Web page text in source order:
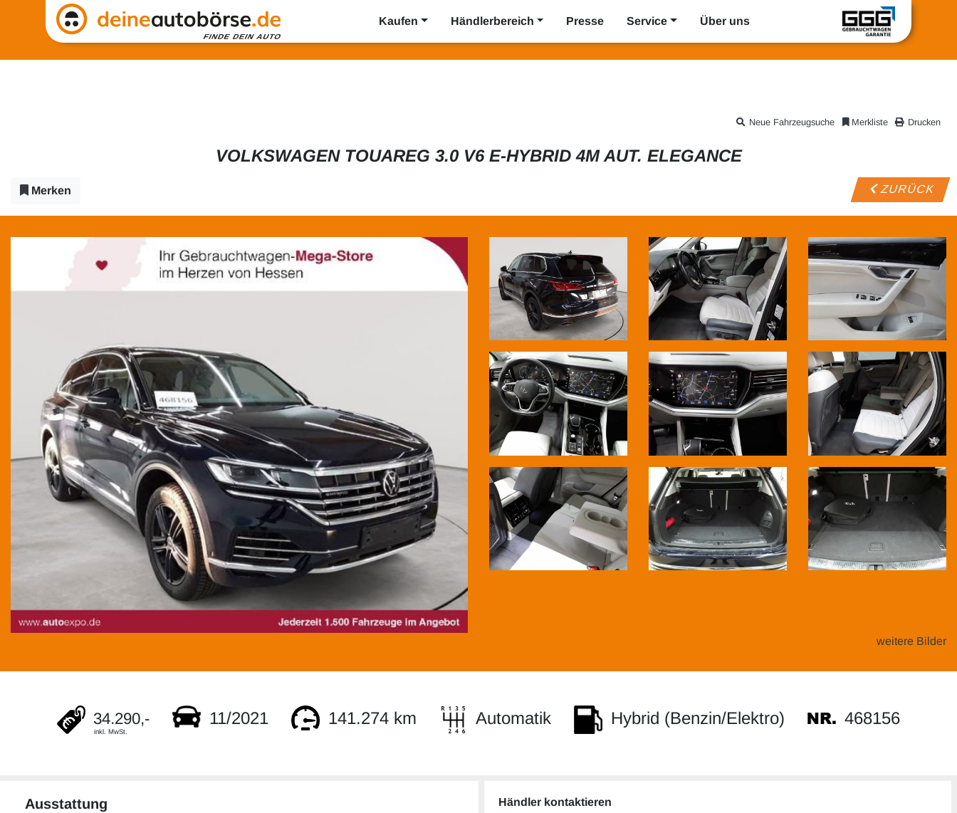
Kaufen Händlerbereich Presse Service Über uns
Drucken
Merkliste
Neue Fahrzeugsuche
VOLKSWAGEN TOUAREG 3.0 V6 E-HYBRID 4M AUT. ELEGANCE
Merken ZURÜCK
weitere Bilder
34.290,-
inkl. MwSt.
11/2021 141.274 km Automatik Hybrid (Benzin/Elektro) 468156
Ausstattung Händler kontaktieren